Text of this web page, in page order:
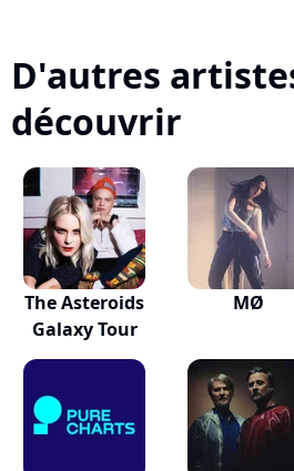
D'autres
découvrir
The Asteroids
Galaxy Tour
MØ